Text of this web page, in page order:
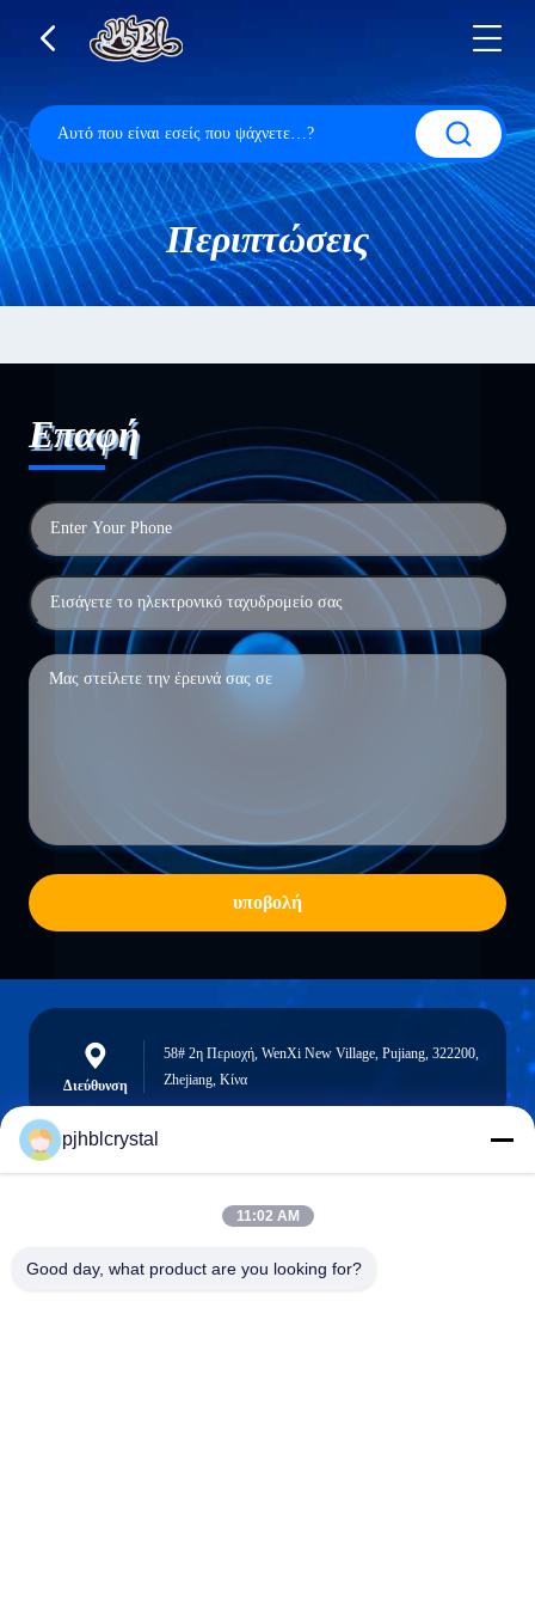
Περιπτώσεις
Επαφή
υποβολή
Διεύθυνση
58# 2η Περιοχή, WenXi New Village, Pujiang, 322200,
Zhejiang, Κίνα
jinhuacz@126.com
pjhblcrystal
11:02 AM
Good day, what product are you looking for?